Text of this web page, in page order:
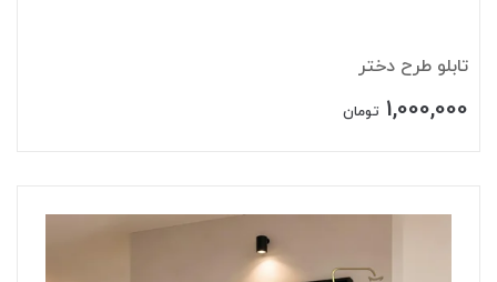
تابلو طرح دختر
1,000,000 تومان